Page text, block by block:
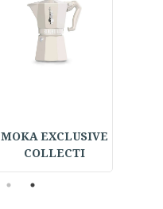
MOKA EXCLUSIVE
COLLECTI
1
2